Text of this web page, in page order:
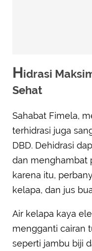
Hidrasi
Sehat
Sahabat Fimela,
terhidrasi juga
DBD. Dehidrasi
dan menghambat
karena itu,
kelapa, dan jus
Air kelapa kaya
mengganti cairan
seperti jambu biji